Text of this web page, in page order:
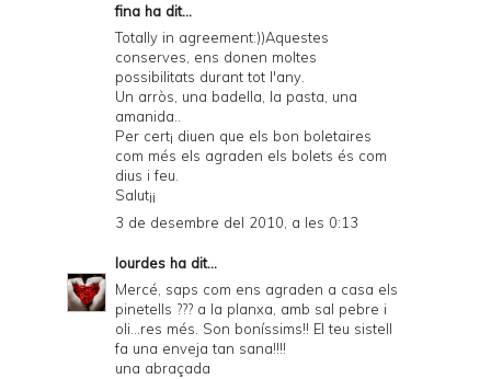
fina ha dit...
Totally in agreement:))Aquestes
conserves, ens donen moltes
possibilitats durant tot l'any.
Un arròs, una badella, la pasta, una
amanida..
Per cert¡ diuen que els bon boletaires
com més els agraden els bolets és com
dius i feu.
Salut¡¡
3 de desembre del 2010, a les 0:13
lourdes ha dit...
Mercé, saps com ens agraden a casa els
pinetells ??? a la planxa, amb sal pebre i
oli...res més. Son boníssims!! El teu sistell
fa una enveja tan sana!!!!
una abraçada